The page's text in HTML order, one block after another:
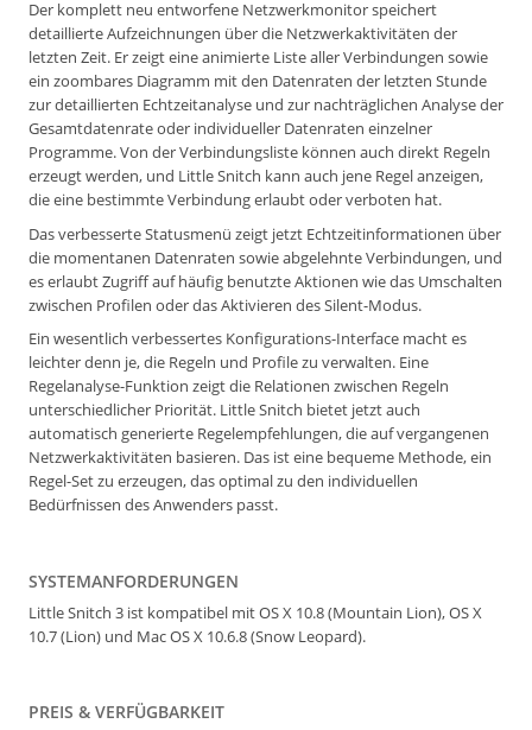
Der komplett neu entworfene Netzwerkmonitor speichert
detaillierte Aufzeichnungen über die Netzwerkaktivitäten der
letzten Zeit. Er zeigt eine animierte Liste aller Verbindungen sowie
ein zoombares Diagramm mit den Datenraten der letzten Stunde
zur detaillierten Echtzeitanalyse und zur nachträglichen Analyse der
Gesamtdatenrate oder individueller Datenraten einzelner
Programme. Von der Verbindungsliste können auch direkt Regeln
erzeugt werden, und Little Snitch kann auch jene Regel anzeigen,
die eine bestimmte Verbindung erlaubt oder verboten hat.
Das verbesserte Statusmenü zeigt jetzt Echtzeitinformationen über
die momentanen Datenraten sowie abgelehnte Verbindungen, und
es erlaubt Zugriff auf häufig benutzte Aktionen wie das Umschalten
zwischen Profilen oder das Aktivieren des Silent-Modus.
Ein wesentlich verbessertes Konfigurations-Interface macht es
leichter denn je, die Regeln und Profile zu verwalten. Eine
Regelanalyse-Funktion zeigt die Relationen zwischen Regeln
unterschiedlicher Priorität. Little Snitch bietet jetzt auch
automatisch generierte Regelempfehlungen, die auf vergangenen
Netzwerkaktivitäten basieren. Das ist eine bequeme Methode, ein
Regel-Set zu erzeugen, das optimal zu den individuellen
Bedürfnissen des Anwenders passt.
SYSTEMANFORDERUNGEN
Little Snitch 3 ist kompatibel mit OS X 10.8 (Mountain Lion), OS X
10.7 (Lion) und Mac OS X 10.6.8 (Snow Leopard).
PREIS & VERFÜGBARKEIT